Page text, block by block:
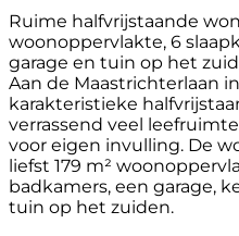
Ruime halfvrijstaande
woonoppervlakte, 6
garage en tuin op het
Aan de Maastrichterlaan
karakteristieke
verrassend veel
voor eigen invulling. De
liefst 179 m²
badkamers, een garage,
tuin op het zuiden.